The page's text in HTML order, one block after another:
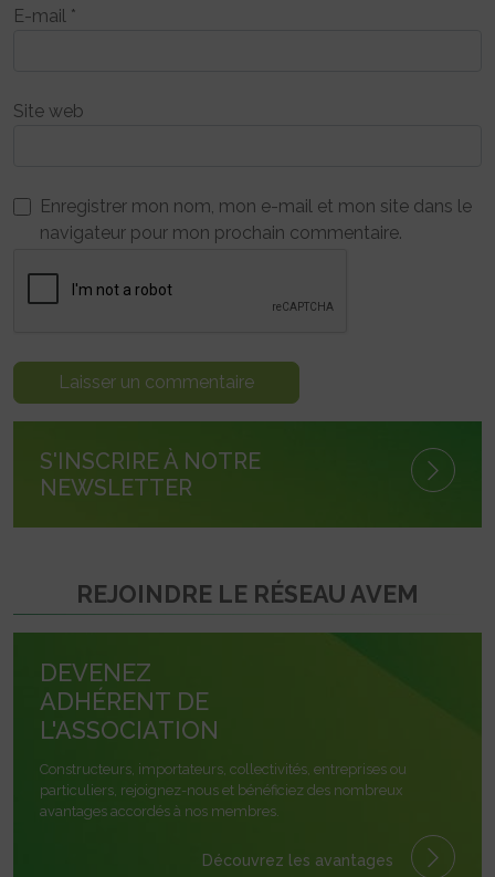
E-mail *
Site web
Enregistrer mon nom, mon e-mail et mon site dans le
navigateur pour mon prochain commentaire.
S'INSCRIRE À NOTRE
NEWSLETTER
REJOINDRE LE RÉSEAU AVEM
DEVENEZ
ADHÉRENT DE
L'ASSOCIATION
Constructeurs, importateurs, collectivités, entreprises ou
particuliers, rejoignez-nous et bénéficiez des nombreux
avantages accordés à nos membres.
Découvrez les avantages